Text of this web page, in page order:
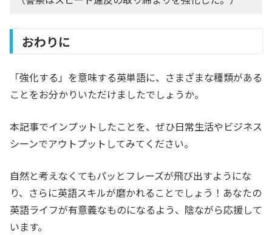
おわりに
「強化する」を意味する英単語に、さまざまな種類がある
ことをお分かりいただけましたでしょうか。
本記事でインプットしたことを、ぜひ日常生活やビジネス
シーンでアウトプットしてみてください。
自然と考えなくてもパッとフレーズが飛び出すようにな
り、さらに英語スキルが磨かれることでしょう！あなたの
英語ライフが有意義なものになるよう、陰ながら応援して
います。